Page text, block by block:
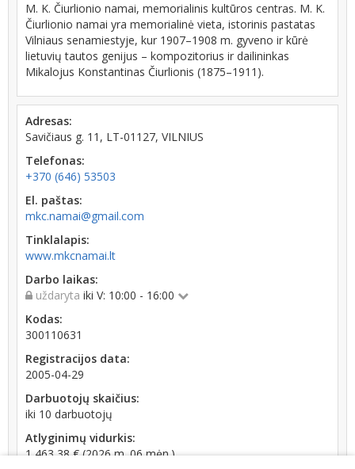
M. K. Čiurlionio namai, memorialinis kultūros centras. M. K.
Čiurlionio namai yra memorialinė vieta, istorinis pastatas
Vilniaus senamiestyje, kur 1907–1908 m. gyveno ir kūrė
lietuvių tautos genijus – kompozitorius ir dailininkas
Mikalojus Konstantinas Čiurlionis (1875–1911).
Adresas:
Savičiaus g. 11, LT-01127, VILNIUS
Telefonas:
+370 (646) 53503
El. paštas:
mkc.namai@gmail.com
Tinklalapis:
www.mkcnamai.lt
Darbo laikas:
uždaryta iki V: 10:00 - 16:00
Kodas:
300110631
Registracijos data:
2005-04-29
Darbuotojų skaičius:
iki 10 darbuotojų
Atlyginimų vidurkis:
1 463,38 € (2026 m. 06 mėn.)